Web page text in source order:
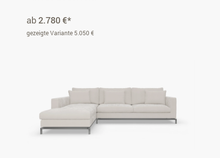
ab2.780 €*
gezeigte Variante 5.050 €